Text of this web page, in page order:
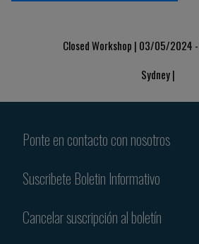
Closed Workshop | 03/05/
Sydney |
Ponte en contacto con nosotros
Suscribete Boletin Informativo
Cancelar suscripción al boletín